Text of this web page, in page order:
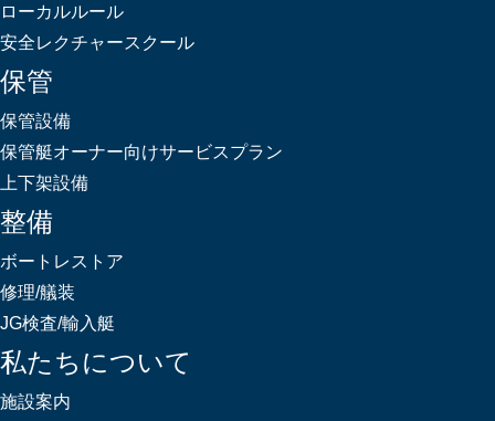
ローカルルール
安全レクチャースクール
保管
保管設備
保管艇オーナー向けサービスプラン
上下架設備
整備
ボートレストア
修理/艤装
JG検査/輸入艇
私たちについて
施設案内